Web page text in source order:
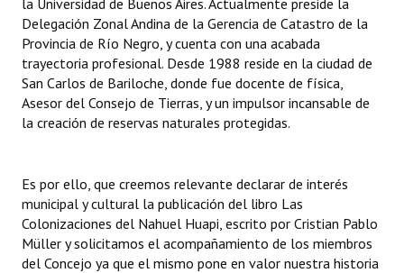
Banca del Vecino - Registro
Huéspedes de Honor - Registro
Antiguos Pobladores - Registro
Entrega de distinciones
REFORMA DE LA CARTA ORGÁNICA
la Universidad de Buenos Aires. Actualmente preside la
Delegación Zonal Andina de la Gerencia de Catastro de la
Provincia de Río Negro, y cuenta con una acabada
trayectoria profesional. Desde 1988 reside en la ciudad de
San Carlos de Bariloche, donde fue docente de física,
Asesor del Consejo de Tierras, y un impulsor incansable de
la creación de reservas naturales protegidas.
Es por ello, que creemos relevante declarar de interés
municipal y cultural la publicación del libro Las
Colonizaciones del Nahuel Huapi, escrito por Cristian Pablo
Müller y solicitamos el acompañamiento de los miembros
del Concejo ya que el mismo pone en valor nuestra historia